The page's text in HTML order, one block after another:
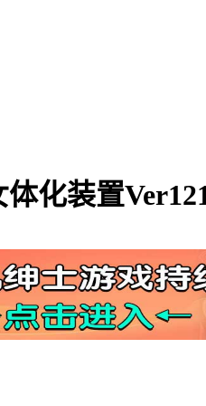
化装置